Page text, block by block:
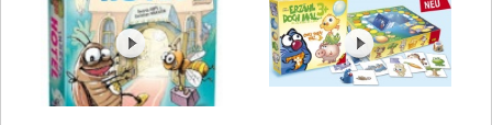
(Logis) - Essen
2015